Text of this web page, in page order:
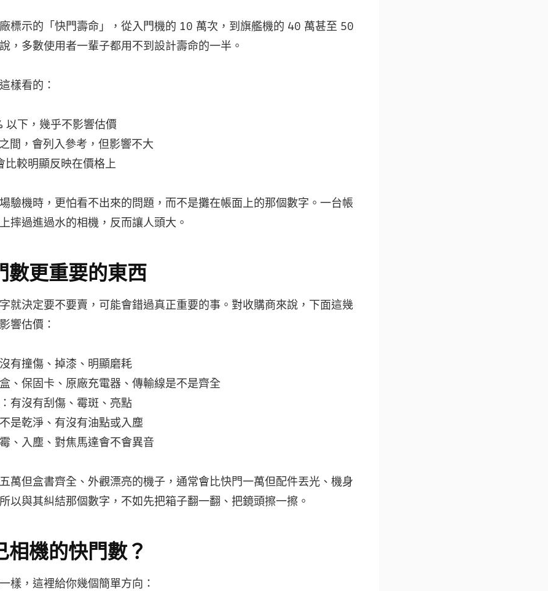
標示的「快門壽命」，從入門機的 10 萬次，到旗艦機的 40 萬甚至 50
，多數使用者一輩子都用不到設計壽命的一半。
樣看的：
以下，幾乎不影響估價
間，會列入參考，但影響不大
比較明顯反映在價格上
驗機時，更怕看不出來的問題，而不是攤在帳面上的那個數字。一台帳
摔過進過水的相機，反而讓人頭大。
數更重要的東西
就決定要不要賣，可能會錯過真正重要的事。對收購商來說，下面這幾
響估價：
有撞傷、掉漆、明顯磨耗
盒、保固卡、原廠充電器、傳輸線是不是齊全
：有沒有刮傷、霉斑、亮點
不是乾淨、有沒有油點或入塵
霉、入塵、對焦馬達會不會異音
萬但盒書齊全、外觀漂亮的機子，通常會比快門一萬但配件丟光、機身
以與其糾結那個數字，不如先把箱子翻一翻、把鏡頭擦一擦。
機的快門數？
樣，這裡給你幾個簡單方向：